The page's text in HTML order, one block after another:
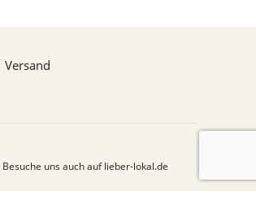
Versand
Besuche uns auch auf lieber-lokal.de